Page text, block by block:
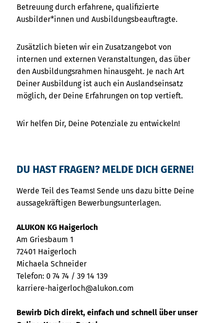
Betreuung durch erfahrene, qualifizierte
Ausbilder*innen und Ausbildungsbeauftragte.
Zusätzlich bieten wir ein Zusatzangebot von
internen und externen Veranstaltungen, das über
den Ausbildungsrahmen hinausgeht. Je nach Art
Deiner Ausbildung ist auch ein Auslandseinsatz
möglich, der Deine Erfahrungen on top vertieft.
Wir helfen Dir, Deine Potenziale zu entwickeln!
DU HAST FRAGEN? MELDE DICH GERNE!
Werde Teil des Teams! Sende uns dazu bitte Deine
aussagekräftigen Bewerbungsunterlagen.
ALUKON KG Haigerloch
Am Griesbaum 1
72401 Haigerloch
Michaela Schneider
Telefon: 0 74 74 / 39 14 139
karriere-haigerloch@alukon.com
Bewirb Dich direkt, einfach und schnell über unser